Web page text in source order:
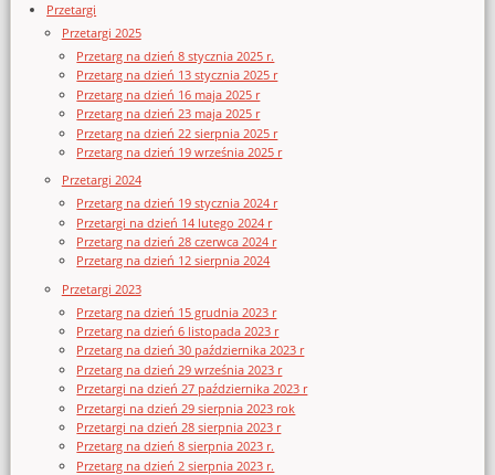
Przetargi
Przetargi 2025
Przetarg na dzień 8 stycznia 2025 r.
Przetarg na dzień 13 stycznia 2025 r
Przetarg na dzień 16 maja 2025 r
Przetarg na dzień 23 maja 2025 r
Przetarg na dzień 22 sierpnia 2025 r
Przetarg na dzień 19 września 2025 r
Przetargi 2024
Przetarg na dzień 19 stycznia 2024 r
Przetargi na dzień 14 lutego 2024 r
Przetarg na dzień 28 czerwca 2024 r
Przetarg na dzień 12 sierpnia 2024
Przetargi 2023
Przetarg na dzień 15 grudnia 2023 r
Przetarg na dzień 6 listopada 2023 r
Przetarg na dzień 30 października 2023 r
Przetarg na dzień 29 września 2023 r
Przetargi na dzień 27 października 2023 r
Przetargi na dzień 29 sierpnia 2023 rok
Przetargi na dzień 28 sierpnia 2023 r
Przetarg na dzień 8 sierpnia 2023 r.
Przetarg na dzień 2 sierpnia 2023 r.